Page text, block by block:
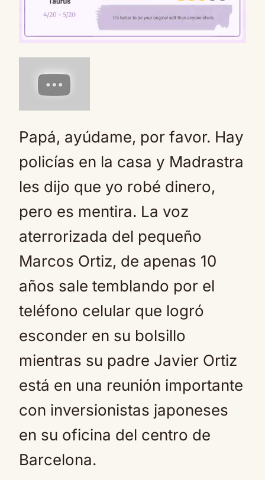
Papá, ayúdame, por favor. Hay
policías en la casa y Madrastra
les dijo que yo robé dinero,
pero es mentira. La voz
aterrorizada del pequeño
Marcos Ortiz, de apenas 10
años sale temblando por el
teléfono celular que logró
esconder en su bolsillo
mientras su padre Javier Ortiz
está en una reunión importante
con inversionistas japoneses
en su oficina del centro de
Barcelona.